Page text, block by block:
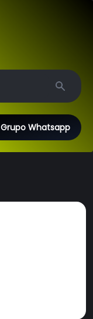
Search
Grupo Whatsapp